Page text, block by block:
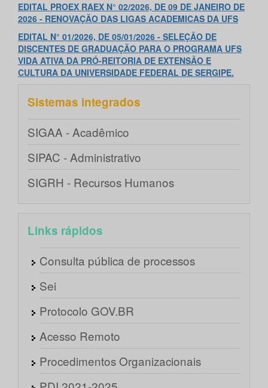
EDITAL PROEX RAEX N° 02/2026, DE 09 DE JANEIRO DE
2026 - RENOVAÇÃO DAS LIGAS ACADEMICAS DA UFS
EDITAL N° 01/2026, DE 05/01/2026 - SELEÇÃO DE
DISCENTES DE GRADUAÇÃO PARA O PROGRAMA UFS
VIDA ATIVA DA PRÓ-REITORIA DE EXTENSÃO E
CULTURA DA UNIVERSIDADE FEDERAL DE SERGIPE.
Sistemas integrados
SIGAA - Acadêmico
SIPAC - Administrativo
SIGRH - Recursos Humanos
Links rápidos
Consulta pública de processos
Sei
Protocolo GOV.BR
Acesso Remoto
Procedimentos Organizacionais